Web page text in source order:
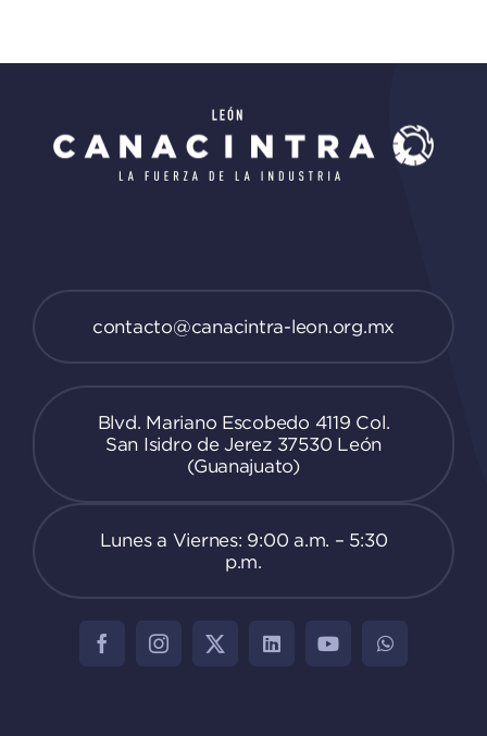
contacto@canacintra-leon.org.mx
Blvd. Mariano Escobedo 4119 Col.
San Isidro de Jerez 37530 León
(Guanajuato)
Lunes a Viernes: 9:00 a.m. – 5:30
p.m.